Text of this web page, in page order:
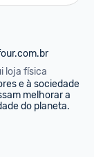
loja física
e à sociedade
melhorar a
do planeta.